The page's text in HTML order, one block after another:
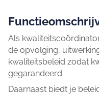
Als
de opvolging,
kwaliteitsbeleid zodat
gegarandeerd.
Daarnaast biedt je